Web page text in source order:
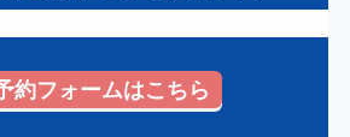
約フォームはこちら